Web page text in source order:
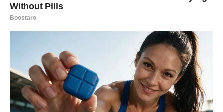
RAK
Rakovima intuicija šalje veoma jasne signale. Ako osjetite
da trebate vjerovati svom osjećaju, nemojte ga ignorisati.
Jedan događaj mogao bi vam potvrditi da ste bili u pravu.
LAV